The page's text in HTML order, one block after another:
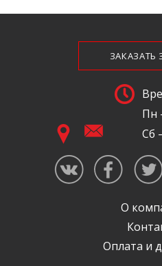
ЗАКАЗАТЬ
Пн
Сб
О
Оплата и